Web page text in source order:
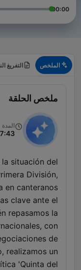
00:00
الملخص التفريغ
ملخص الحلقة
المدة
situación del
División,
en canteranos
clave ante el
repasamos la
con
de
realizamos un
'Quinta del